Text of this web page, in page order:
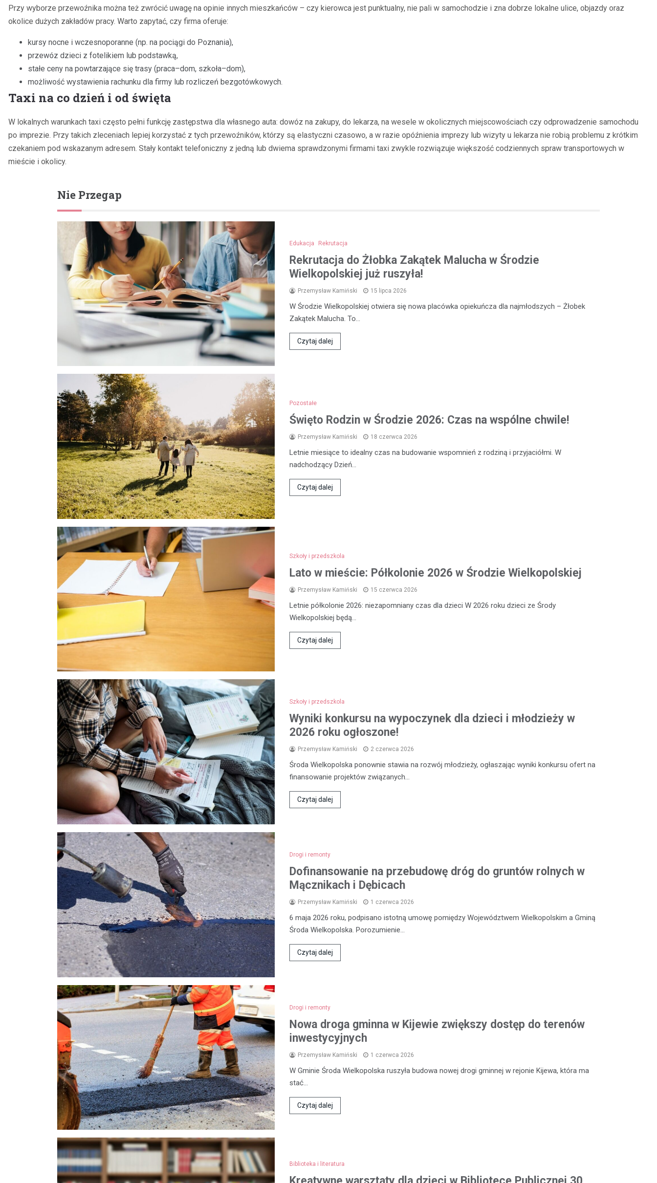
Przy wyborze przewoźnika można też zwrócić uwagę na opinie innych mieszkańców – czy kierowca jest punktualny, nie pali w samochodzie i zna dobrze lokalne ulice, objazdy oraz
okolice dużych zakładów pracy. Warto zapytać, czy firma oferuje:
kursy nocne i wczesnoporanne (np. na pociągi do Poznania),
przewóz dzieci z fotelikiem lub podstawką,
stałe ceny na powtarzające się trasy (praca–dom, szkoła–dom),
możliwość wystawienia rachunku dla firmy lub rozliczeń bezgotówkowych.
Taxi na co dzień i od święta
W lokalnych warunkach taxi często pełni funkcję zastępstwa dla własnego auta: dowóz na zakupy, do lekarza, na wesele w okolicznych miejscowościach czy odprowadzenie samochodu
po imprezie. Przy takich zleceniach lepiej korzystać z tych przewoźników, którzy są elastyczni czasowo, a w razie opóźnienia imprezy lub wizyty u lekarza nie robią problemu z krótkim
czekaniem pod wskazanym adresem. Stały kontakt telefoniczny z jedną lub dwiema sprawdzonymi firmami taxi zwykle rozwiązuje większość codziennych spraw transportowych w
mieście i okolicy.
Nie Przegap
Edukacja Rekrutacja
Rekrutacja do Żłobka Zakątek Malucha w Środzie
Wielkopolskiej już ruszyła!
Przemysław Kamiński 15 lipca 2026
W Środzie Wielkopolskiej otwiera się nowa placówka opiekuńcza dla najmłodszych – Żłobek
Zakątek Malucha. To…
Czytaj dalej
Pozostałe
Święto Rodzin w Środzie 2026: Czas na wspólne chwile!
Przemysław Kamiński 18 czerwca 2026
Letnie miesiące to idealny czas na budowanie wspomnień z rodziną i przyjaciółmi. W
nadchodzący Dzień…
Czytaj dalej
Szkoły i przedszkola
Lato w mieście: Półkolonie 2026 w Środzie Wielkopolskiej
Przemysław Kamiński 15 czerwca 2026
Letnie półkolonie 2026: niezapomniany czas dla dzieci W 2026 roku dzieci ze Środy
Wielkopolskiej będą…
Czytaj dalej
Szkoły i przedszkola
Wyniki konkursu na wypoczynek dla dzieci i młodzieży w
2026 roku ogłoszone!
Przemysław Kamiński 2 czerwca 2026
Środa Wielkopolska ponownie stawia na rozwój młodzieży, ogłaszając wyniki konkursu ofert na
finansowanie projektów związanych…
Czytaj dalej
Drogi i remonty
Dofinansowanie na przebudowę dróg do gruntów rolnych w
Mącznikach i Dębicach
Przemysław Kamiński 1 czerwca 2026
6 maja 2026 roku, podpisano istotną umowę pomiędzy Województwem Wielkopolskim a Gminą
Środa Wielkopolska. Porozumienie…
Czytaj dalej
Drogi i remonty
Nowa droga gminna w Kijewie zwiększy dostęp do terenów
inwestycyjnych
Przemysław Kamiński 1 czerwca 2026
W Gminie Środa Wielkopolska ruszyła budowa nowej drogi gminnej w rejonie Kijewa, która ma
stać…
Czytaj dalej
Biblioteka i literatura